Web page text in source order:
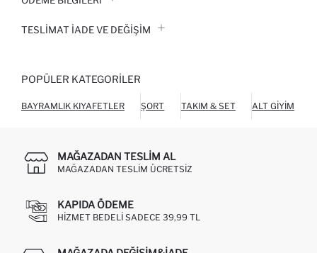
TESLIMAT İADE VE DEĞIŞIM
POPÜLER KATEGORILER
BAYRAMLIK KIYAFETLER ŞORT TAKIM & SET ALT GIYIM
MAĞAZADAN TESLIM AL
MAĞAZADAN TESLIM ÜCRETSIZ
KAPIDA ÖDEME
HIZMET BEDELI SADECE 39,99 TL